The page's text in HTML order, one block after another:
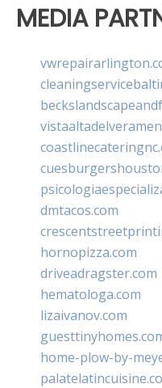
MEDIA
dmtacos.com
hornopizza.com
driveadragster.com
hematologa.com
lizaivanov.com
home-plow-by-